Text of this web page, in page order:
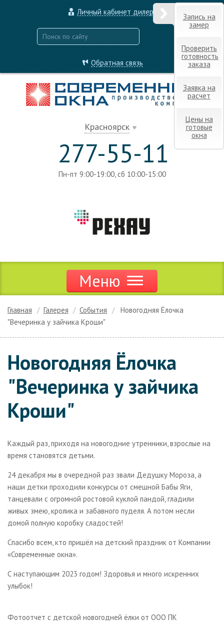
Запись на
замер
Проверить
готовность
заказа
Заявка на
расчет
Цены на
готовые
окна
Личный кабинет дилера
Обратная связь
Красноярск
277-55-11
Пн-пт 9:00-19:00, сб 10:00-15:00
Меню
Продукция
Акции и скидки
Дилерам
Галерея
О компании
Контакты
Главная Галерея События
Новогодняя Ёлочка
"Вечеринка у зайчика Кроши"
Новогодняя Ёлочка
"Вечеринка у зайчика
Кроши"
Каждый раз, приходя на новогодние утренники, взрослые на
время становятся детьми.
24 декабря мы в очередной раз звали Дедушку Мороза, а
наши детки проходили конкурсы от смешной Бабы Яги,
танцевали с огромной ростовой куклой пандой, гладили
живых змею, кролика и забавного пуделя. А потом несли
домой полную коробку сладостей!
Спасибо всем, кто пришёл на детский праздник от Компании
«Современные окна».
С наступающим 2023 годом! Здоровья и много искренних
улыбок!
Фотоотчет с детской новогодней ёлки от ООО ПК